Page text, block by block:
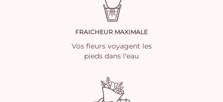
FRAICHEUR MAXIMALE
Vos fleurs voyagent les
pieds dans l'eau